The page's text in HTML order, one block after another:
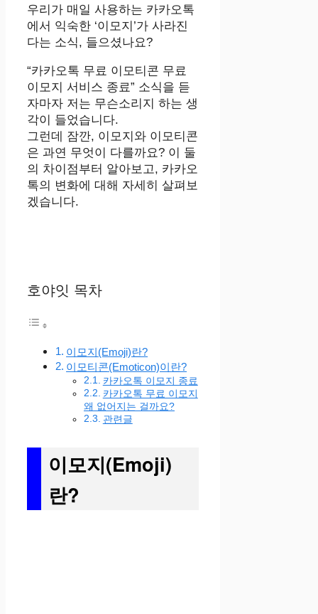
우리가 매일 사용하는 카카오톡
에서 익숙한 ‘이모지’가 사라진
다는 소식, 들으셨나요?
“카카오톡 무료 이모티콘 무료
이모지 서비스 종료” 소식을 듣
자마자 저는 무슨소리지 하는 생
각이 들었습니다.
그런데 잠깐, 이모지와 이모티콘
은 과연 무엇이 다를까요? 이 둘
의 차이점부터 알아보고, 카카오
톡의 변화에 대해 자세히 살펴보
겠습니다.
호야잇 목차
이모지(Emoji)란?
이모티콘(Emoticon)이란?
카카오톡 이모지 종료
카카오톡 무료 이모지
왜 없어지는 걸까요?
관련글
이모지(Emoji)
란?